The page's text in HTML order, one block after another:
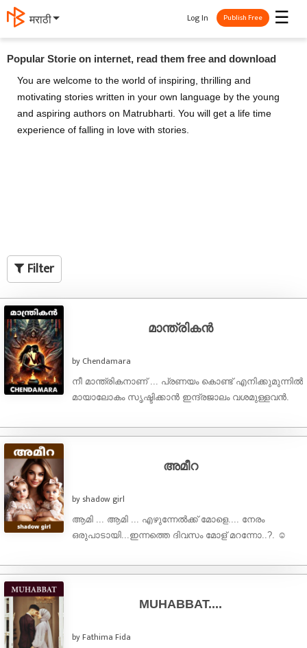
मराठी ☰
Log In Publish Free
Popular Storie on internet, read them free and download
You are welcome to the world of inspiring, thrilling and
motivating stories written in your own language by the young
and aspiring authors on Matrubharti. You will get a life time
experience of falling in love with stories.
Filter
മാന്ത്രികൻ
by Chendamara
നീ മാന്ത്രികനാണ് ... പ്രണയം കൊണ്ട് എനിക്കുമുന്നിൽ
മായാലോകം സൃഷ്ടിക്കാൻ ഇന്ദ്രജാലം വശമുള്ളവൻ.
വർഷിക്കപ്പെടട്ടേ... ഞാൻ നിന്നോടു അലിഞ്ഞു
അമീറ
by shadow girl
ആമി ... ആമി ... എഴുന്നേൽക്ക് മോളെ.... നേരം
ഒരുപാടായി...ഇന്നത്തെ ദിവസം മോള് മറന്നോ..?. ☺️
കൊണ്ട് അവൾ ഉപ്പയെയൊന്നു ...
MUHABBAT....
by Fathima Fida